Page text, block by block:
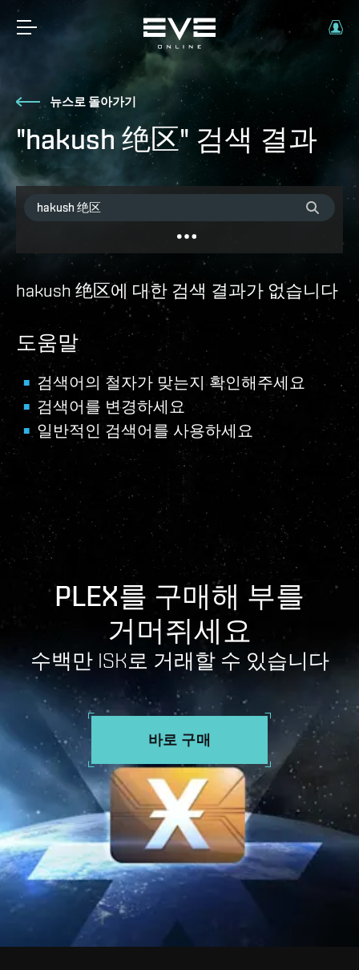
뉴스로 돌아가기
"hakush 绝区" 검색 결과
hakush 绝区에 대한 검색 결과가 없습니다
도움말
검색어의 철자가 맞는지 확인해주세요
검색어를 변경하세요
일반적인 검색어를 사용하세요
PLEX를 구매해 부를
거머쥐세요
수백만 ISK로 거래할 수 있습니다
바로 구매